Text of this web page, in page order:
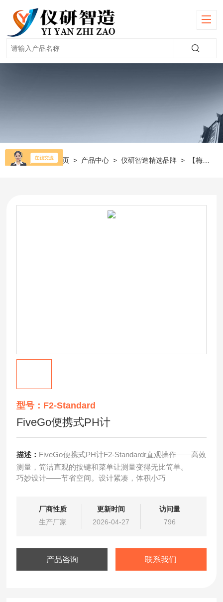
当前位置： 首页 > 产品中心 >仪研智造精选品牌 > 【梅特勒】PH计/电导率仪
型号：F2-Standard
FiveGo便携式PH计
描述： FiveGo便携式PH计F2-Standardr直观操作——高效
测量，简洁直观的按键和菜单让测量变得无比简单。
巧妙设计——节省空间。设计紧凑，体积小巧
厂商性质
生产厂家
更新时间
2026-04-27
访问量
796
产品咨询 联系我们